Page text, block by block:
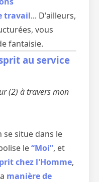
travail... D'ailleurs,
vous
fantaisie.
au service
(2) à travers mon
situe dans le
le“Moi”, et
chez l'Homme,
manière de